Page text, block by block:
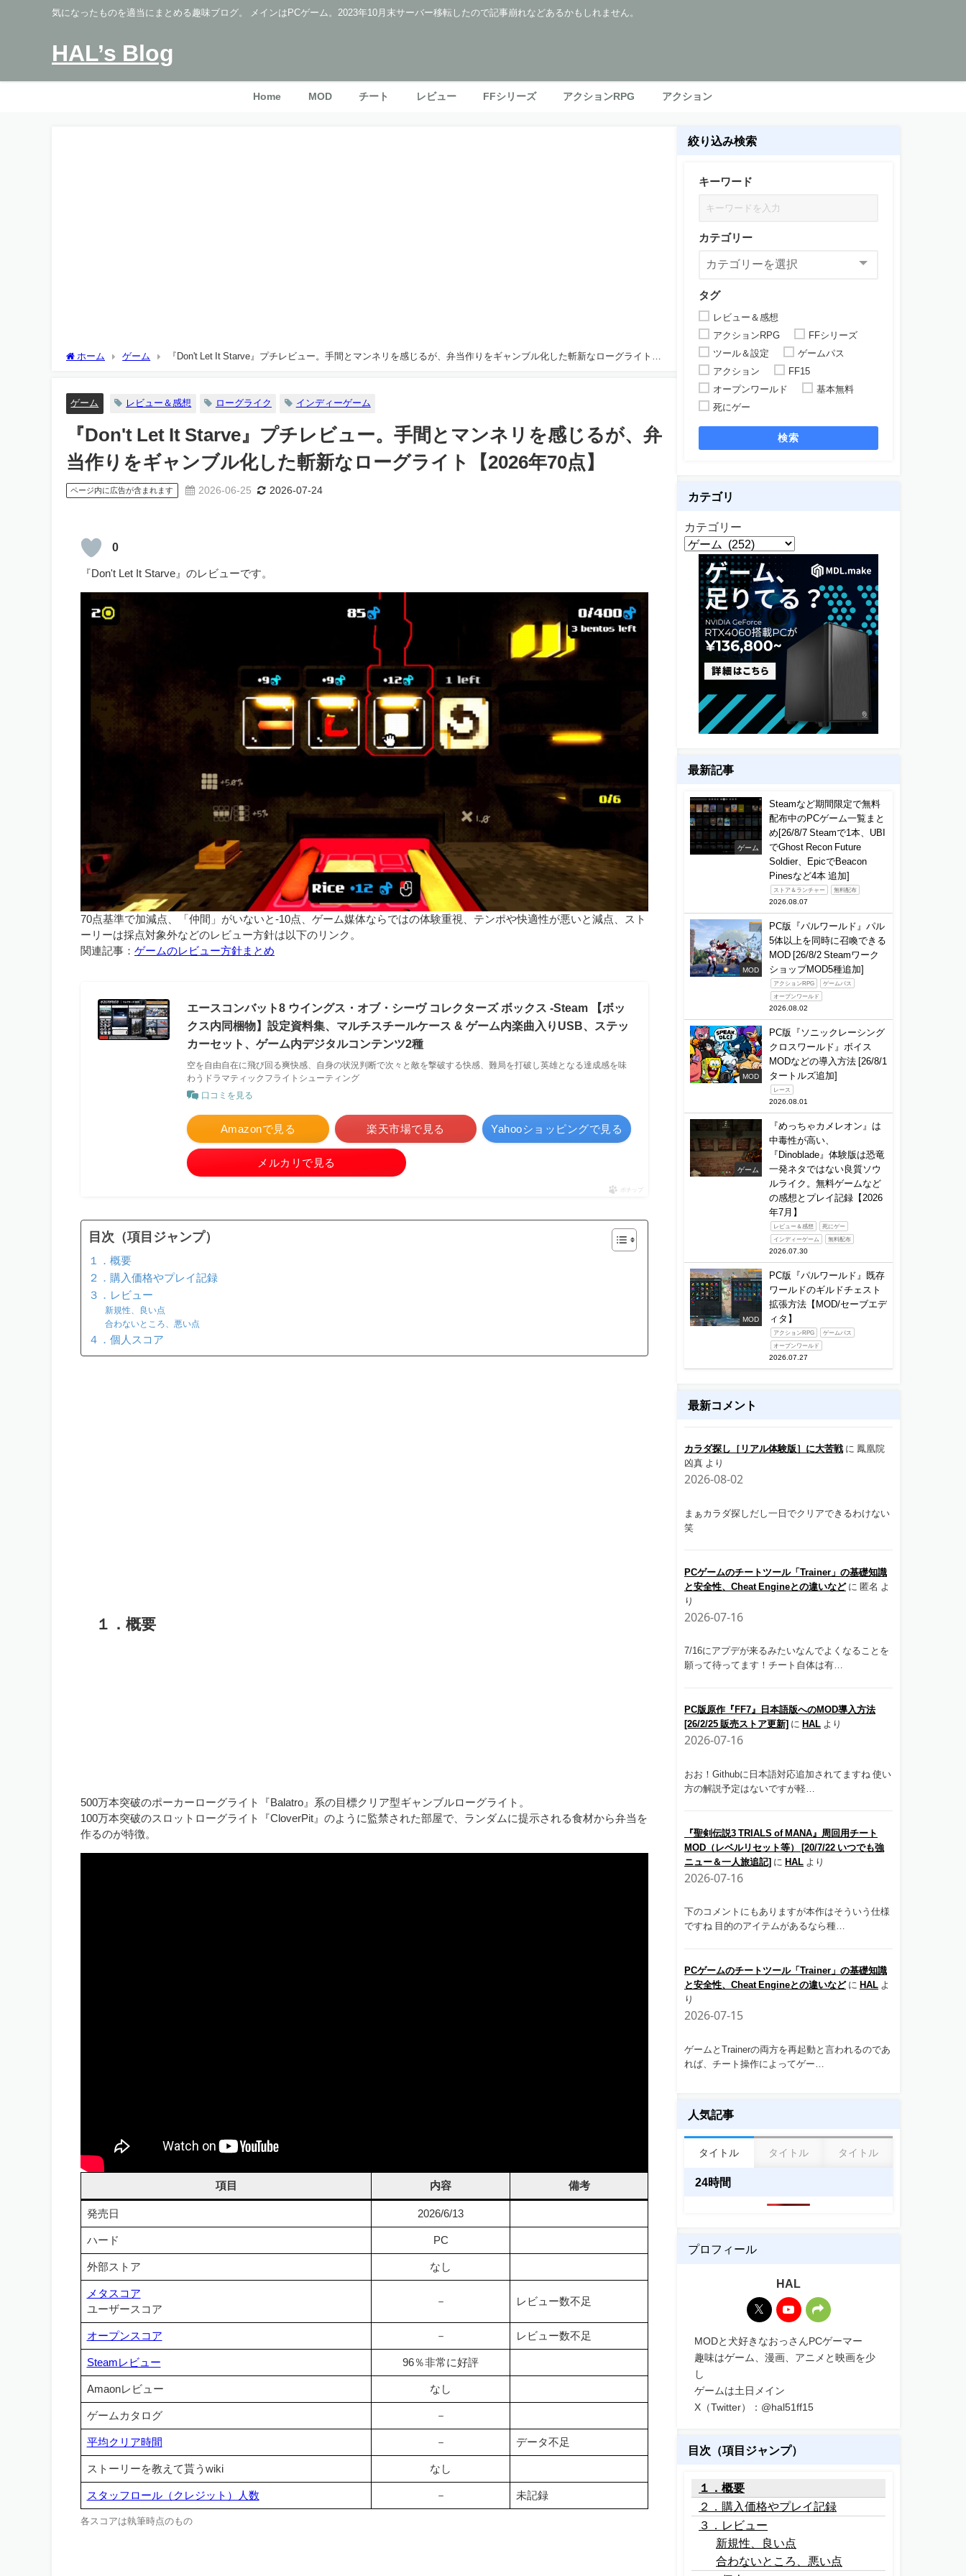
気になったものを適当にまとめる趣味ブログ。 メインはPCゲーム。2023年10月末サーバー移転したので記事崩れなどあるかもしれません。
HAL’s Blog
Home MOD チート レビュー FFシリーズ アクションRPG アクション
ホーム ゲーム
『Don't Let It Starve』プチレビュー。手間とマンネリを感じるが、弁当作りをギャンブル化した斬新なローグライト
ゲーム レビュー＆感想 ローグライク インディーゲーム
『Don't Let It Starve』プチレビュー。手間とマンネリを感じるが、弁
当作りをギャンブル化した斬新なローグライト【2026年70点】
ページ内に広告が含まれます 2026-06-25 2026-07-24
0
『Don't Let It Starve』のレビューです。
70点基準で加減点、「仲間」がいないと-10点、ゲーム媒体ならではの体験重視、テンポや快適性が悪いと減点、スト
ーリーは採点対象外などのレビュー方針は以下のリンク。
関連記事： ゲームのレビュー方針まとめ
エースコンバット8 ウイングス・オブ・シーヴ コレクターズ ボックス -Steam 【ボッ
クス内同梱物】設定資料集、マルチスチールケース & ゲーム内楽曲入りUSB、ステッ
カーセット、ゲーム内デジタルコンテンツ2種
空を自由自在に飛び回る爽快感、自身の状況判断で次々と敵を撃破する快感、難局を打破し英雄となる達成感を味
わうドラマティックフライトシューティング
口コミを見る
Amazonで見る 楽天市場で見る Yahooショッピングで見る
メルカリで見る
ポチップ
目次（項目ジャンプ）
１．概要
２．購入価格やプレイ記録
３．レビュー
新規性、良い点
合わないところ、悪い点
４．個人スコア
１．概要
500万本突破のポーカーローグライト『Balatro』系の目標クリア型ギャンブルローグライト。
100万本突破のスロットローグライト『CloverPit』のように監禁された部屋で、ランダムに提示される食材から弁当を
作るのが特徴。
項目 内容 備考
発売日 2026/6/13
ハード PC
外部ストア なし
メタスコア
ユーザースコア
－ レビュー数不足
オープンスコア － レビュー数不足
Steamレビュー 96％非常に好評
Amaonレビュー なし
ゲームカタログ －
平均クリア時間 － データ不足
ストーリーを教えて貰うwiki なし
スタッフロール（クレジット）人数 － 未記録
各スコアは執筆時点のもの
絞り込み検索
キーワード
カテゴリー
タグ
レビュー＆感想
アクションRPG
FFシリーズ
ツール＆設定
ゲームパス
アクション
FF15
オープンワールド
基本無料
死にゲー
検索
カテゴリ
カテゴリー
最新記事
ゲーム
Steamなど期間限定で無料
配布中のPCゲーム一覧まと
め[26/8/7 Steamで1本、UBI
でGhost Recon Future
Soldier、EpicでBeacon
Pinesなど4本 追加]
ストア＆ランチャー 無料配布
2026.08.07
MOD
PC版『パルワールド』パル
5体以上を同時に召喚できる
MOD [26/8/2 Steamワーク
ショップMOD5種追加]
アクションRPG ゲームパス
オープンワールド
2026.08.02
MOD
PC版『ソニックレーシング
クロスワールド』ボイス
MODなどの導入方法 [26/8/1
タートルズ追加]
レース
2026.08.01
ゲーム
『めっちゃカメレオン』は
中毒性が高い、
『Dinoblade』体験版は恐竜
一発ネタではない良質ソウ
ルライク。無料ゲームなど
の感想とプレイ記録【2026
年7月】
レビュー＆感想 死にゲー
インディーゲーム 無料配布
2026.07.30
MOD
PC版『パルワールド』既存
ワールドのギルドチェスト
拡張方法【MOD/セーブエデ
ィタ】
アクションRPG ゲームパス
オープンワールド
2026.07.27
最新コメント
カラダ探し［リアル体験版］に大苦戦 に
鳳凰院
凶真 より
2026-08-02
まぁカラダ探しだし一日でクリアできるわけない
笑
PCゲームのチートツール「Trainer」の基礎知識
と安全性、Cheat Engineとの違いなどに 匿名 よ
り
2026-07-16
7/16にアプデが来るみたいなんでよくなることを
願って待ってます！チート自体は有…
PC版原作『FF7』日本語版へのMOD導入方法
[26/2/25 販売ストア更新] に HAL より
2026-07-16
おお！Githubに日本語対応追加されてますね 使い
方の解説予定はないですが軽…
『聖剣伝説3 TRIALS of MANA』周回用チート
MOD（レベルリセット等） [20/7/22 いつでも強
ニュー＆一人旅追記] に HAL より
2026-07-16
下のコメントにもありますが本作はそういう仕様
ですね 目的のアイテムがあるなら種…
PCゲームのチートツール「Trainer」の基礎知識
と安全性、Cheat Engineとの違いなどに HAL よ
り
2026-07-15
ゲームとTrainerの両方を再起動と言われるのであ
れば、チート操作によってゲー…
人気記事
タイトル タイトル タイトル
24時間
プロフィール
HAL
MODと犬好きなおっさんPCゲーマー
趣味はゲーム、漫画、アニメと映画を少
し
ゲームは土日メイン
X（Twitter）：@hal51ff15
目次（項目ジャンプ）
１．概要
２．購入価格やプレイ記録
３．レビュー
新規性、良い点
合わないところ、悪い点